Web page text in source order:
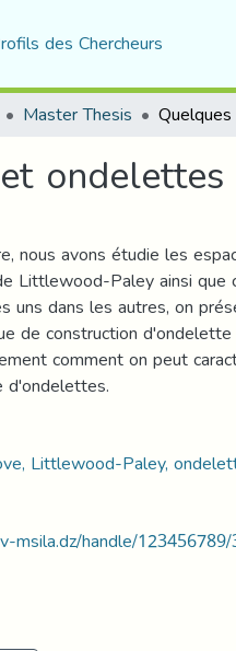
des Chercheurs
Master Thesis
ondelettes
nous avons étudie les
Littlewood-Paley ainsi que
uns dans les autres, on
de construction
comment on peut
d'ondelettes.
Littlewood-Paley,
msila.dz/handle/